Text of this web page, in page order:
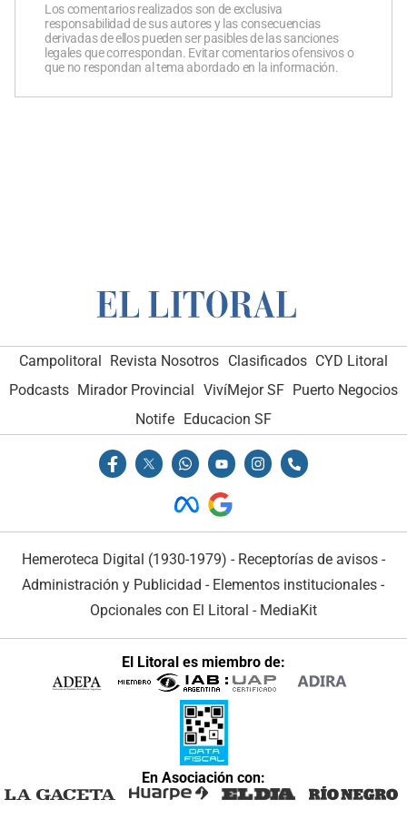
Los comentarios realizados son de exclusiva
responsabilidad de sus autores y las consecuencias
derivadas de ellos pueden ser pasibles de las sanciones
legales que correspondan. Evitar comentarios ofensivos o
que no respondan al tema abordado en la información.
Campolitoral Revista Nosotros Clasificados CYD Litoral
Podcasts Mirador Provincial VivíMejor SF Puerto Negocios
Notife
Educacion SF
Hemeroteca Digital (1930-1979) - Receptorías de avisos -
Administración y Publicidad - Elementos institucionales -
Opcionales con El Litoral - MediaKit
El Litoral es miembro de:
En Asociación con: